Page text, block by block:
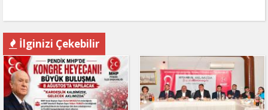
İlginizi Çekebilir